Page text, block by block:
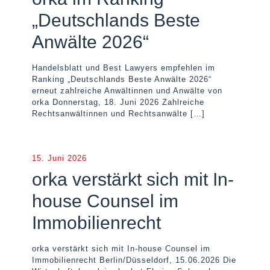
„Deutschlands Beste
Anwälte 2026“
Handelsblatt und Best Lawyers empfehlen im
Ranking „Deutschlands Beste Anwälte 2026“
erneut zahlreiche Anwältinnen und Anwälte von
orka Donnerstag, 18. Juni 2026 Zahlreiche
Rechtsanwältinnen und Rechtsanwälte […]
15. Juni 2026
orka verstärkt sich mit In-
house Counsel im
Immobilienrecht
orka verstärkt sich mit In-house Counsel im
Immobilienrecht Berlin/Düsseldorf, 15.06.2026 Die